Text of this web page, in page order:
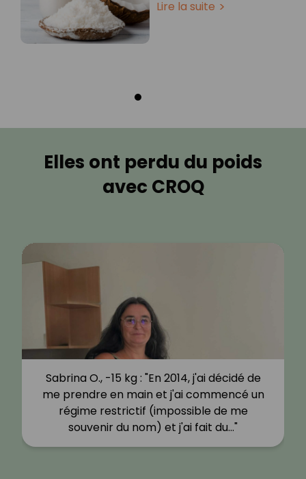
Lire la suite
Elles ont perdu du poids
avec CROQ
Sabrina O., -15 kg : "En 2014, j'ai décidé de
me prendre en main et j'ai commencé un
régime restrictif (impossible de me
souvenir du nom) et j'ai fait du…"